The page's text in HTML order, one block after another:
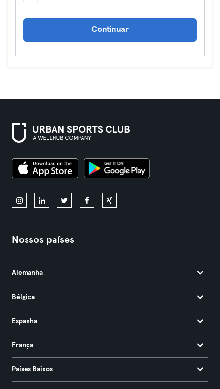
Continuar
Nossos países
Alemanha
Bélgica
Espanha
França
Países Baixos